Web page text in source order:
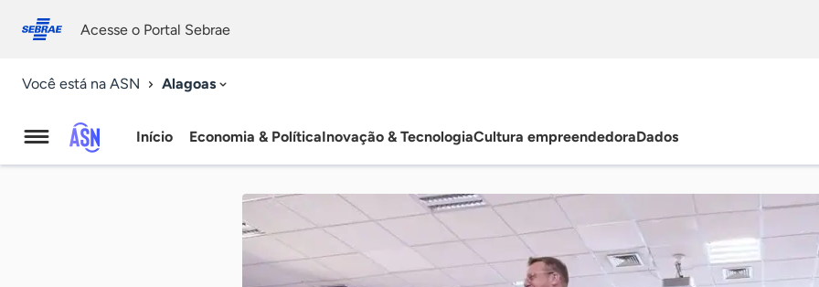
conosco
Acesse o Portal Sebrae
Você está na ASN Alagoas
Agência
Início Economia & PolíticaInovação & TecnologiaCultura empreendedoraDados